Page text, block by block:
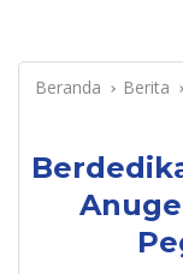
Beranda Berita